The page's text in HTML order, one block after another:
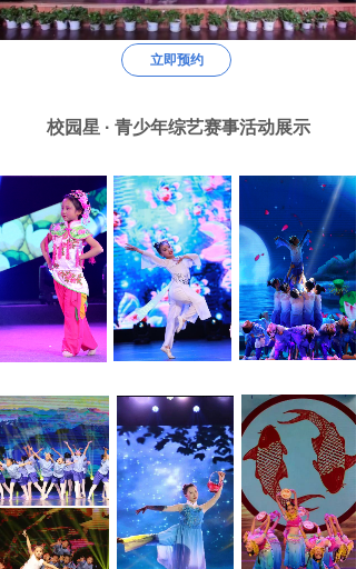
用“心”做教育，开“启”大未来
教—我们是良师；育—我们是益友。
立即预约
校园星 · 青少年综艺赛事活动展示